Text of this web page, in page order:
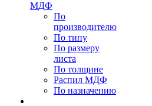
МДФ
По
производителю
По типу
По размеру
листа
По толщине
Распил МДФ
По назначению